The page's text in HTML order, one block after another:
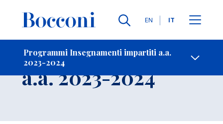
Lingue
EN IT
Programmi Insegnamenti impartiti a.a.
2023-2024
-
Insegnamento
a.a. 2023-2024